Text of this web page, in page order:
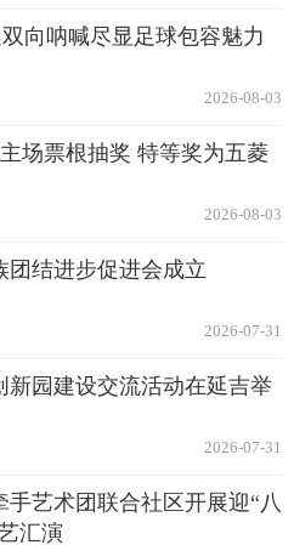
向呐喊尽显足球包容魅力
2026-08-03
场票根抽奖 特等奖为五菱
2026-08-03
团结进步促进会成立
2026-07-31
新园建设交流活动在延吉举
2026-07-31
手艺术团联合社区开展迎“八
汇演